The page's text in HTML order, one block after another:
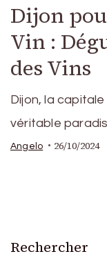
Dijon
Vin :
des Vins
Dijon, la
véritable
Angelo 26/10/2024
Rechercher